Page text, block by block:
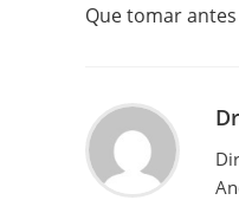
Que tomar